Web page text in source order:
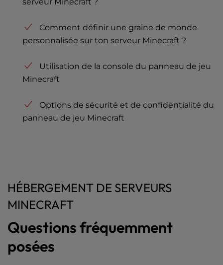
Comment définir une graine de monde
personnalisée sur ton serveur Minecraft ?
Utilisation de la console du panneau de jeu
Minecraft
Options de sécurité et de confidentialité du
panneau de jeu Minecraft
HÉBERGEMENT DE SERVEURS
MINECRAFT
Questions fréquemment
posées